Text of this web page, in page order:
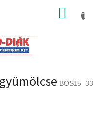
KOSÁR
BOS15_33